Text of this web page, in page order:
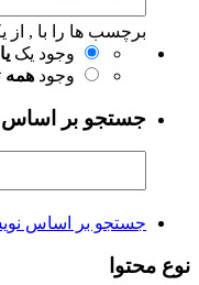
برچسب ها را با , از
وجود یک یا
وجود همه
جستجو بر اساس
جستجو بر اساس
نوع محتوا